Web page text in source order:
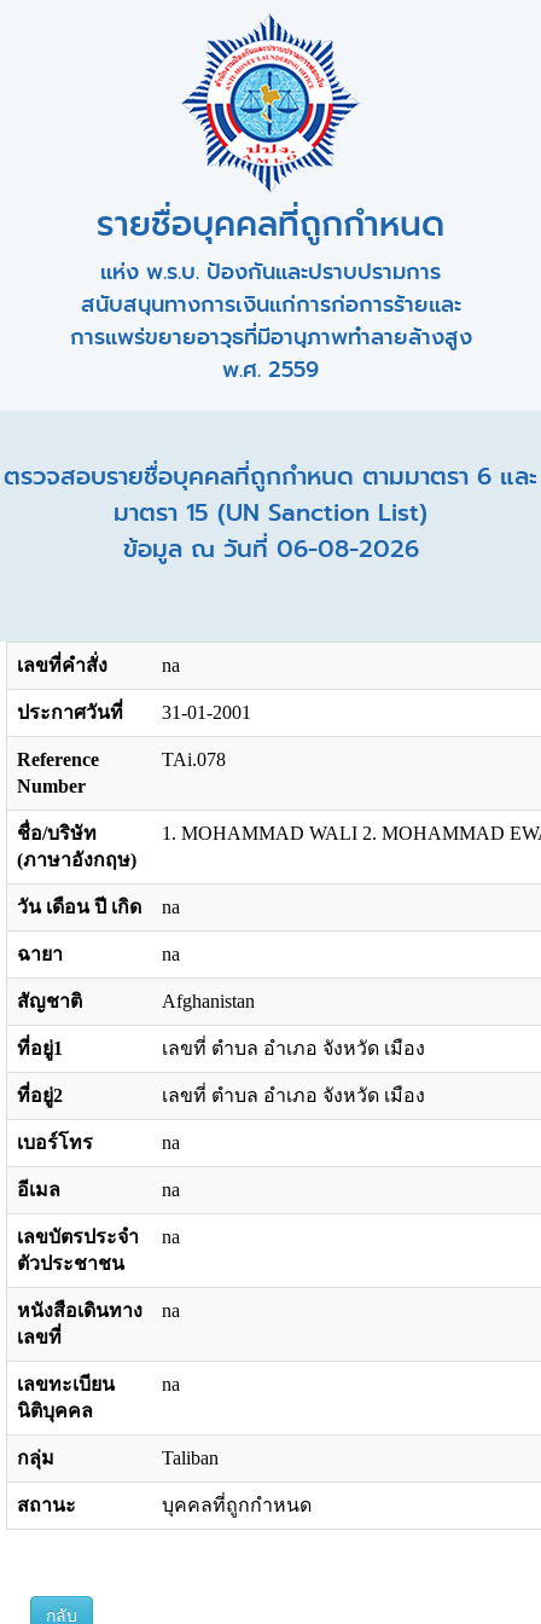
รายชื่อบุคคลที่ถูกกำหนด
แห่ง พ.ร.บ. ป้องกันและปราบปรามการ
สนับสนุนทางการเงินแก่การก่อการร้ายและ
การแพร่ขยายอาวุธที่มีอานุภาพทำลายล้างสูง
พ.ศ. 2559
ตรวจสอบรายชื่อบุคคลที่ถูกกำหนด ตามมาตรา 6 และ
มาตรา 15 (UN Sanction List)
ข้อมูล ณ วันที่ 06-08-2026
เลขที่คำสั่ง na
ประกาศวันที่ 31-01-2001
Reference
Number
TAi.078
ชื่อ/บริษัท
(ภาษาอังกฤษ)
1. MOHAMMAD WALI 2. MOHAMMAD
วัน เดือน ปี เกิด na
ฉายา na
สัญชาติ Afghanistan
ที่อยู่1 เลขที่ ตำบล อำเภอ จังหวัด เมือง
ที่อยู่2 เลขที่ ตำบล อำเภอ จังหวัด เมือง
เบอร์โทร na
อีเมล na
เลขบัตรประจำ
ตัวประชาชน
na
หนังสือเดินทาง
เลขที่
na
เลขทะเบียน
นิติบุคคล
na
กลุ่ม Taliban
สถานะ บุคคลที่ถูกกำหนด
กลับ